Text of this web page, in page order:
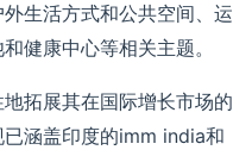
外生活方式和公共空间、运
健康中心等相关主题。
拓展其在国际增长市场的
涵盖印度的imm india和